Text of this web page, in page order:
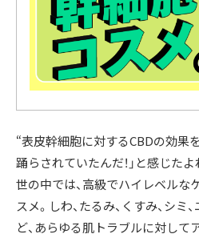
“表皮幹細胞に対するCBDの効果
踊らされていたんだ！」と感じたよ
世の中では、高級でハイレベルな
スメ。しわ、たるみ、くすみ、シミ
ど、あらゆる肌トラブルに対し